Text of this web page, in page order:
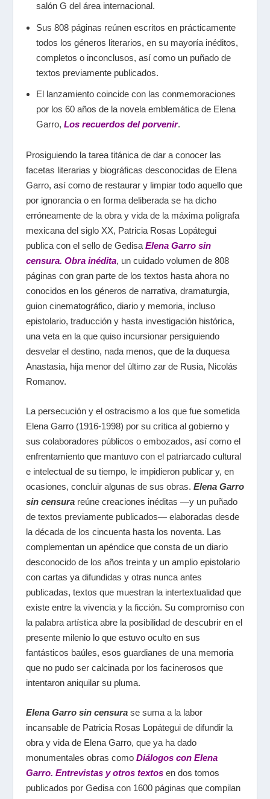
salón G del área internacional.
Sus 808 páginas reúnen escritos en prácticamente
todos los géneros literarios, en su mayoría inéditos,
completos o inconclusos, así como un puñado de
textos previamente publicados.
El lanzamiento coincide con las conmemoraciones
por los 60 años de la novela emblemática de Elena
Garro, Los recuerdos del porvenir.
Prosiguiendo la tarea titánica de dar a conocer las
facetas literarias y biográficas desconocidas de Elena
Garro, así como de restaurar y limpiar todo aquello que
por ignorancia o en forma deliberada se ha dicho
erróneamente de la obra y vida de la máxima polígrafa
mexicana del siglo XX, Patricia Rosas Lopátegui
publica con el sello de Gedisa Elena Garro sin
censura. Obra inédita, un cuidado volumen de 808
páginas con gran parte de los textos hasta ahora no
conocidos en los géneros de narrativa, dramaturgia,
guion cinematográfico, diario y memoria, incluso
epistolario, traducción y hasta investigación histórica,
una veta en la que quiso incursionar persiguiendo
desvelar el destino, nada menos, que de la duquesa
Anastasia, hija menor del último zar de Rusia, Nicolás
Romanov.
La persecución y el ostracismo a los que fue sometida
Elena Garro (1916-1998) por su crítica al gobierno y
sus colaboradores públicos o embozados, así como el
enfrentamiento que mantuvo con el patriarcado cultural
e intelectual de su tiempo, le impidieron publicar y, en
ocasiones, concluir algunas de sus obras. Elena Garro
sin censurareúne creaciones inéditas —y un puñado
de textos previamente publicados— elaboradas desde
la década de los cincuenta hasta los noventa. Las
complementan un apéndice que consta de un diario
desconocido de los años treinta y un amplio epistolario
con cartas ya difundidas y otras nunca antes
publicadas, textos que muestran la intertextualidad que
existe entre la vivencia y la ficción. Su compromiso con
la palabra artística abre la posibilidad de descubrir en el
presente milenio lo que estuvo oculto en sus
fantásticos baúles, esos guardianes de una memoria
que no pudo ser calcinada por los facinerosos que
intentaron aniquilar su pluma.
Elena Garro sin censurase suma a la labor
incansable de Patricia Rosas Lopátegui de difundir la
obra y vida de Elena Garro, que ya ha dado
monumentales obras como Diálogos con Elena
Garro. Entrevistas y otros textosen dos tomos
publicados por Gedisa con 1600 páginas que compilan